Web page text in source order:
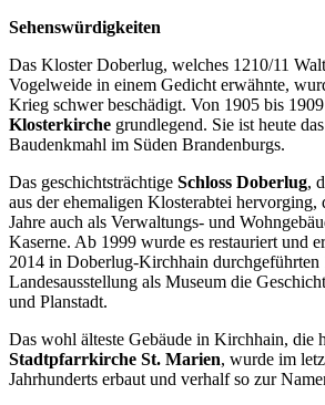
Sehenswürdigkeiten
Das Kloster Doberlug, welches 1210/11
Vogelweide in einem Gedicht erwähnte,
Krieg schwer beschädigt. Von 1905 bis
Klosterkirche grundlegend. Sie ist heute
Baudenkmahl im Süden Brandenburgs.
Das geschichtsträchtige Schloss Doberlug,
aus der ehemaligen Klosterabtei hervorging,
Jahre auch als Verwaltungs- und
Kaserne. Ab 1999 wurde es restauriert und
2014 in Doberlug-Kirchhain durchgeführten
Landesausstellung als Museum die
und Planstadt.
Das wohl älteste Gebäude in Kirchhain, die
Stadtpfarrkirche St. Marien, wurde im
Jahrhunderts erbaut und verhalf so zur